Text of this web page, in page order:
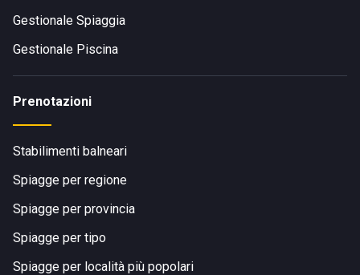
Gestionale Spiaggia
Gestionale Piscina
Prenotazioni
Stabilimenti balneari
Spiagge per regione
Spiagge per provincia
Spiagge per tipo
Spiagge per località più popolari